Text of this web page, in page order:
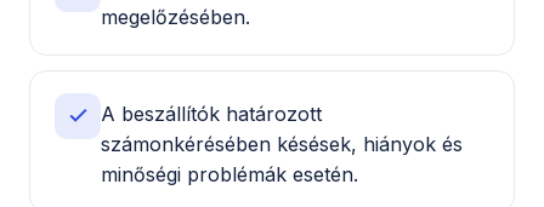
megelőzésében.
A beszállítók határozott
számonkérésében késések, hiányok és
minőségi problémák esetén.